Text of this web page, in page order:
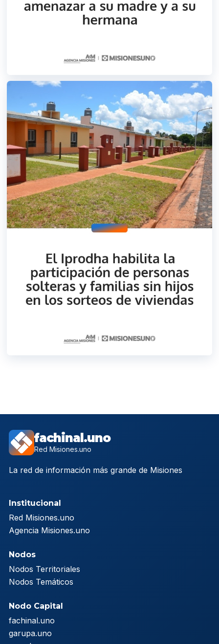
fachinal.uno
Red Misiones.uno
La red de información más grande de Misiones
Institucional
Red Misiones.uno
Agencia Misiones.uno
Nodos
Nodos Territoriales
Nodos Temáticos
Nodo Capital
fachinal.uno
garupa.uno